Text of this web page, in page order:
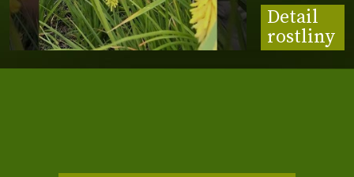
Detail
rostliny